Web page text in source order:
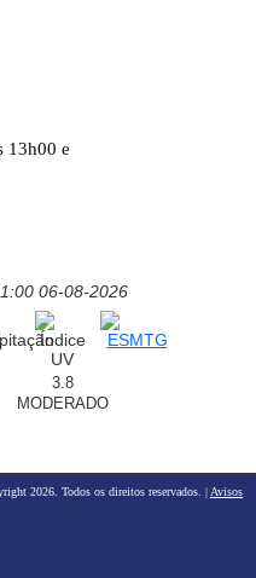
13h00 e
06-08-2026
3.8
MODERADO
2026. Todos os direitos reservados. | Avisos